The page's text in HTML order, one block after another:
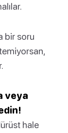
bir soru
veya
hale